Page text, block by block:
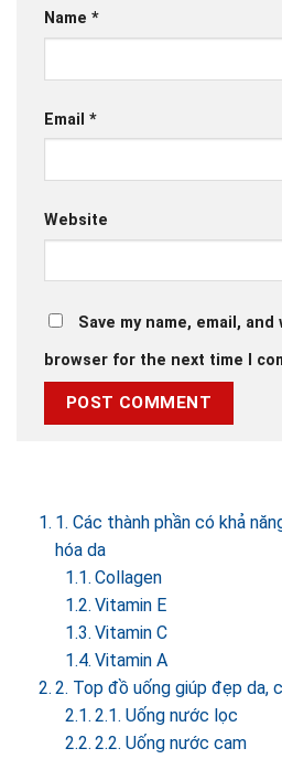
Name *
Email *
Website
Save my name, email,
browser for the next time I
1. Các thành phần có khả
hóa da
Collagen
Vitamin E
Vitamin C
Vitamin A
2. Top đồ uống giúp đẹp da,
2.1. Uống nước lọc
2.2. Uống nước cam